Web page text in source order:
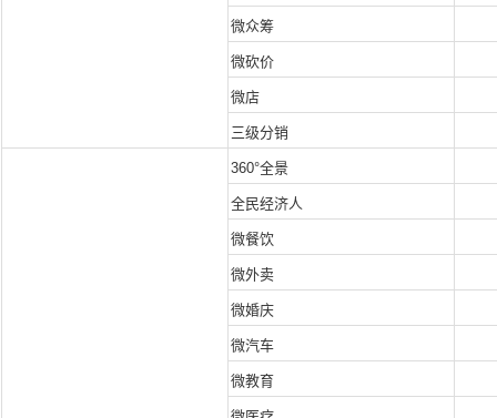
微众筹
微砍价
微店
三级分销
360°全景
全民经济人
微餐饮
微外卖
微婚庆
微汽车
微教育